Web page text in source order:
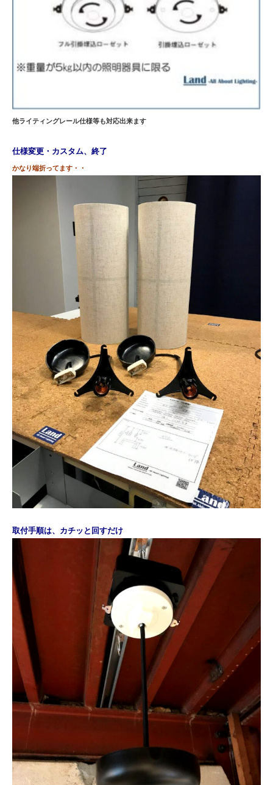
他ライティングレール仕様等も対応出来ます
仕様変更・カスタム、終了
かなり端折ってます・・
取付手順は、カチッと回すだけ